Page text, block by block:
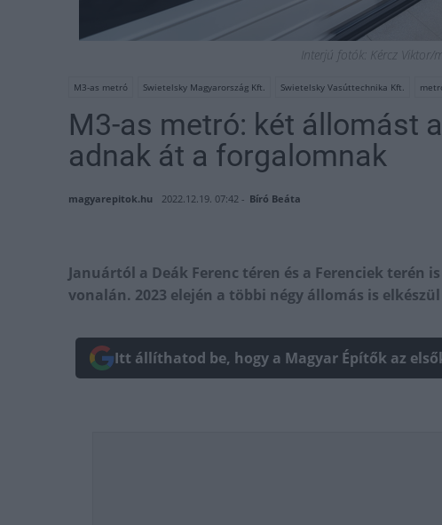
Interjú fotók: Kércz Viktor/
M3-as metró Swietelsky Magyarország Kft. Swietelsky Vasúttechnika Kft.
M3-as metró: két állomást
adnak át a forgalomnak
magyarepitok.hu 2022.12.19. 07:42 - Bíró Beáta
Januártól a Deák Ferenc téren és a Ferenciek terén
vonalán. 2023 elején a többi négy állomás is elkészül
Itt állíthatod be, hogy a Magyar Építők az